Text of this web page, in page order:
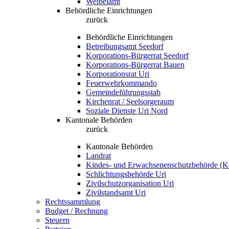
Behördliche Einrichtungen
zurück
Behördliche Einrichtungen
Betreibungsamt Seedorf
Korporations-Bürgerrat Seedorf
Korporations-Bürgerrat Bauen
Korporationsrat Uri
Feuerwehrkommando
Gemeindeführungsstab
Kirchenrat / Seelsorgeraum
Soziale Dienste Uri Nord
Kantonale Behörden
zurück
Kantonale Behörden
Landrat
Kindes- und Erwachsenenschutzbehörde
Schlichtungsbehörde Uri
Zivilschutzorganisation Uri
Zivilstandsamt Uri
Rechtssammlung
Budget / Rechnung
Steuern